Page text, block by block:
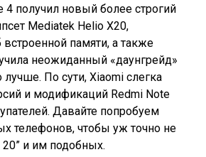
4 получил новый более строгий
Mediatek Helio X20,
встроенной памяти, а также
неожиданный «даунгрейд»
По сути, Xiaomi слегка
и модификаций Redmi Note
Давайте попробуем
телефонов, чтобы уж точно не
и им подобных.